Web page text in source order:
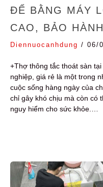
ĐỂ BẰNG MÁY
CAO, BẢO
Diennuocanhdung / 06/
+Thợ thông tắc thoát sàn
nghiệp, giá rẻ là một trong
cuộc sống hàng ngày của
chỉ gây khó chịu mà còn có
nguy hiểm cho sức khỏe.…